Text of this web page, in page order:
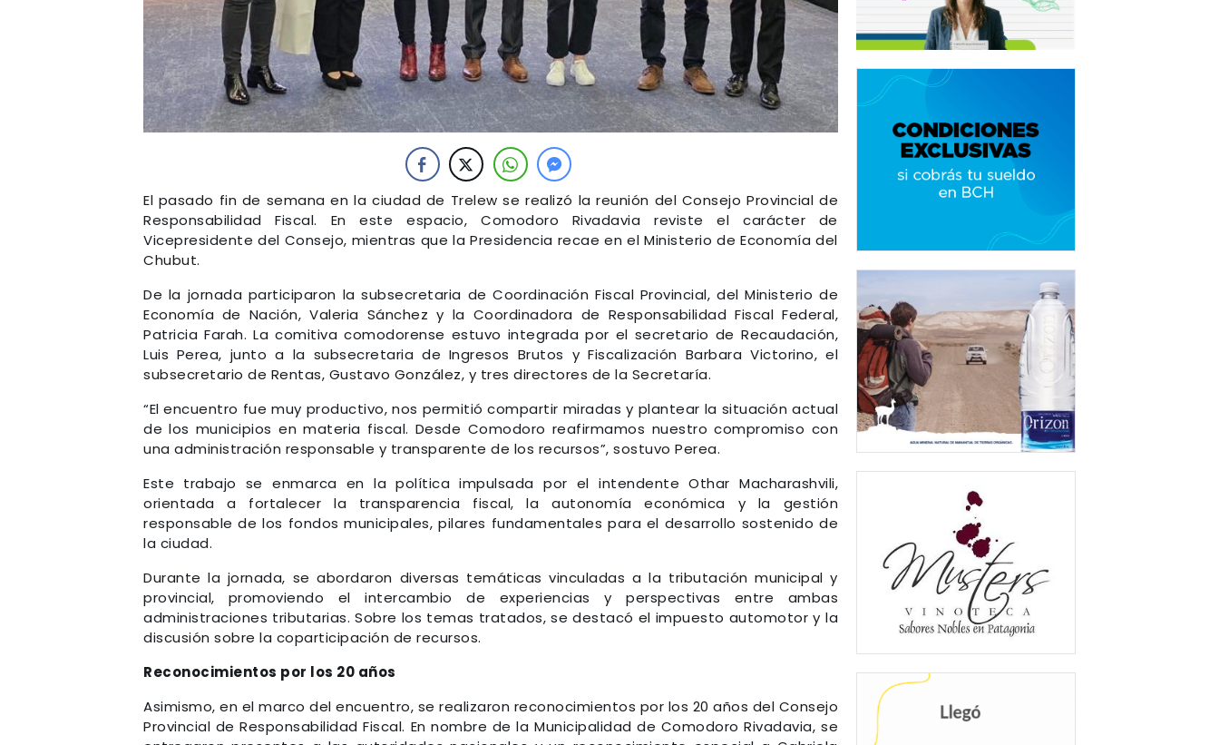
El pasado fin de semana en la ciudad de Trelew se realizó la reunión del Consejo Provincial de
Responsabilidad Fiscal. En este espacio, Comodoro Rivadavia reviste el carácter de
Vicepresidente del Consejo, mientras que la Presidencia recae en el Ministerio de Economía del
Chubut.
De la jornada participaron la subsecretaria de Coordinación Fiscal Provincial, del Ministerio de
Economía de Nación, Valeria Sánchez y la Coordinadora de Responsabilidad Fiscal Federal,
Patricia Farah. La comitiva comodorense estuvo integrada por el secretario de Recaudación,
Luis Perea, junto a la subsecretaria de Ingresos Brutos y Fiscalización Barbara Victorino, el
subsecretario de Rentas, Gustavo González, y tres directores de la Secretaría.
“El encuentro fue muy productivo, nos permitió compartir miradas y plantear la situación actual
de los municipios en materia fiscal. Desde Comodoro reafirmamos nuestro compromiso con
una administración responsable y transparente de los recursos”, sostuvo Perea.
Este trabajo se enmarca en la política impulsada por el intendente Othar Macharashvili,
orientada a fortalecer la transparencia fiscal, la autonomía económica y la gestión
responsable de los fondos municipales, pilares fundamentales para el desarrollo sostenido de
la ciudad.
Durante la jornada, se abordaron diversas temáticas vinculadas a la tributación municipal y
provincial, promoviendo el intercambio de experiencias y perspectivas entre ambas
administraciones tributarias. Sobre los temas tratados, se destacó el impuesto automotor y la
discusión sobre la coparticipación de recursos.
Reconocimientos por los 20 años
Asimismo, en el marco del encuentro, se realizaron reconocimientos por los 20 años del Consejo
Provincial de Responsabilidad Fiscal. En nombre de la Municipalidad de Comodoro Rivadavia, se